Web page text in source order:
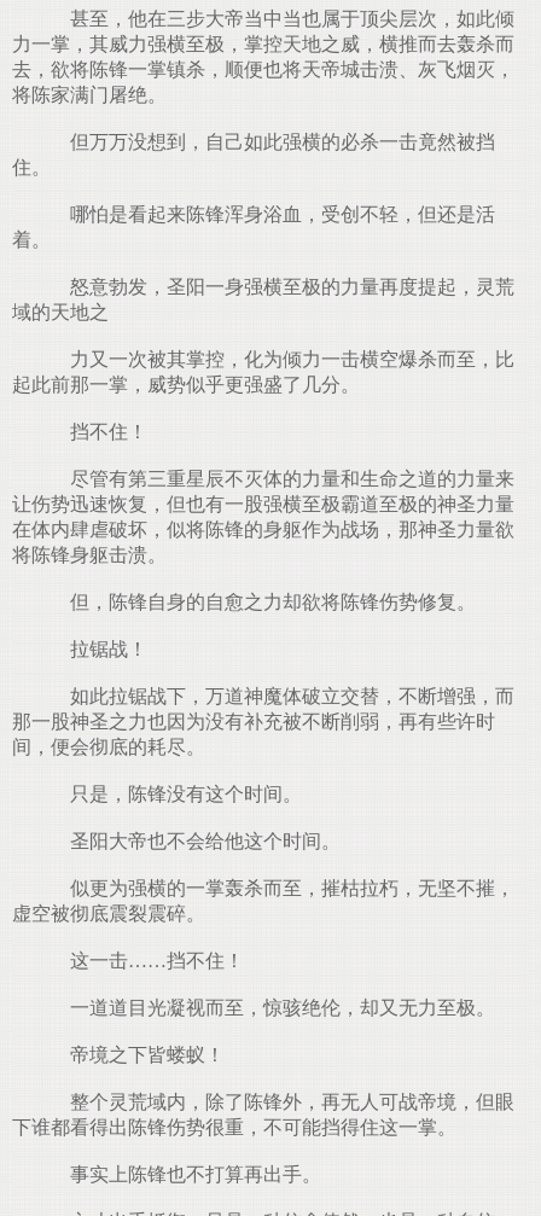
甚至，他在三步大帝当中当也属于顶尖层次，如此倾
力一掌，其威力强横至极，掌控天地之威，横推而去轰杀而
去，欲将陈锋一掌镇杀，顺便也将天帝城击溃、灰飞烟灭，
将陈家满门屠绝。
但万万没想到，自己如此强横的必杀一击竟然被挡
住。
哪怕是看起来陈锋浑身浴血，受创不轻，但还是活
着。
怒意勃发，圣阳一身强横至极的力量再度提起，灵荒
域的天地之
力又一次被其掌控，化为倾力一击横空爆杀而至，比
起此前那一掌，威势似乎更强盛了几分。
挡不住！
尽管有第三重星辰不灭体的力量和生命之道的力量来
让伤势迅速恢复，但也有一股强横至极霸道至极的神圣力量
在体内肆虐破坏，似将陈锋的身躯作为战场，那神圣力量欲
将陈锋身躯击溃。
但，陈锋自身的自愈之力却欲将陈锋伤势修复。
拉锯战！
如此拉锯战下，万道神魔体破立交替，不断增强，而
那一股神圣之力也因为没有补充被不断削弱，再有些许时
间，便会彻底的耗尽。
只是，陈锋没有这个时间。
圣阳大帝也不会给他这个时间。
似更为强横的一掌轰杀而至，摧枯拉朽，无坚不摧，
虚空被彻底震裂震碎。
这一击……挡不住！
一道道目光凝视而至，惊骇绝伦，却又无力至极。
帝境之下皆蝼蚁！
整个灵荒域内，除了陈锋外，再无人可战帝境，但眼
下谁都看得出陈锋伤势很重，不可能挡得住这一掌。
事实上陈锋也不打算再出手。